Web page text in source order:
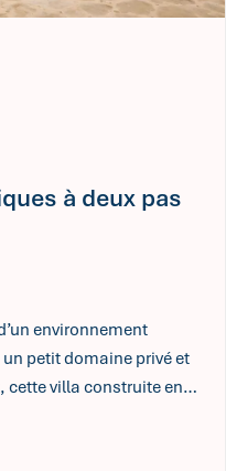
à deux pas
environnement
petit domaine privé et
cette villa construite en